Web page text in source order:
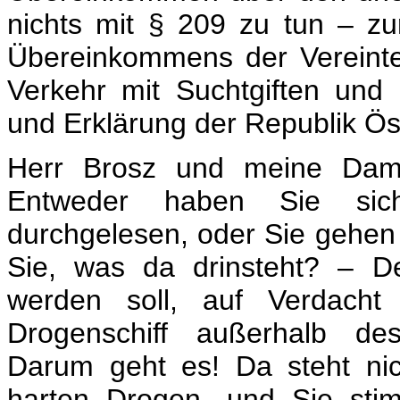
nichts mit § 209 zu tun –
Übereinkommens der
Verkehr mit Suchtgiften und
und Erklärung der Republik
Herr Brosz und meine
Entweder haben Sie
durchgelesen, oder Sie
Sie, was da drinsteht? –
werden soll, auf Verdacht
Drogenschiff außerhalb
Darum geht es! Da steht